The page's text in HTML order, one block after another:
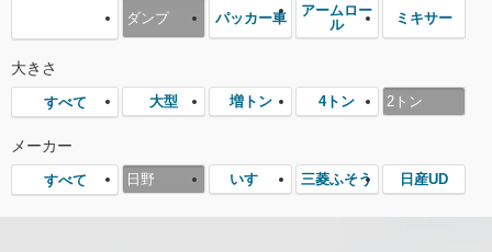
ダンプ パッカー車
アームロー
ル
ミキサー
大きさ
すべて 大型 増トン 4トン 2トン
メーカー
すべて 日野 いすゞ 三菱ふそう 日産UD